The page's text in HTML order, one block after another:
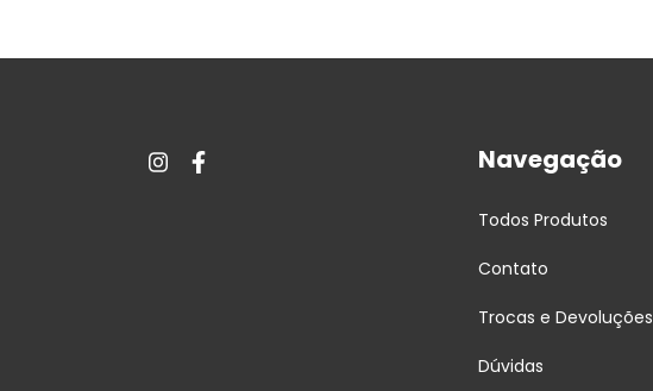
Navegação
Todos Produtos
Contato
Trocas e Devoluções
Dúvidas